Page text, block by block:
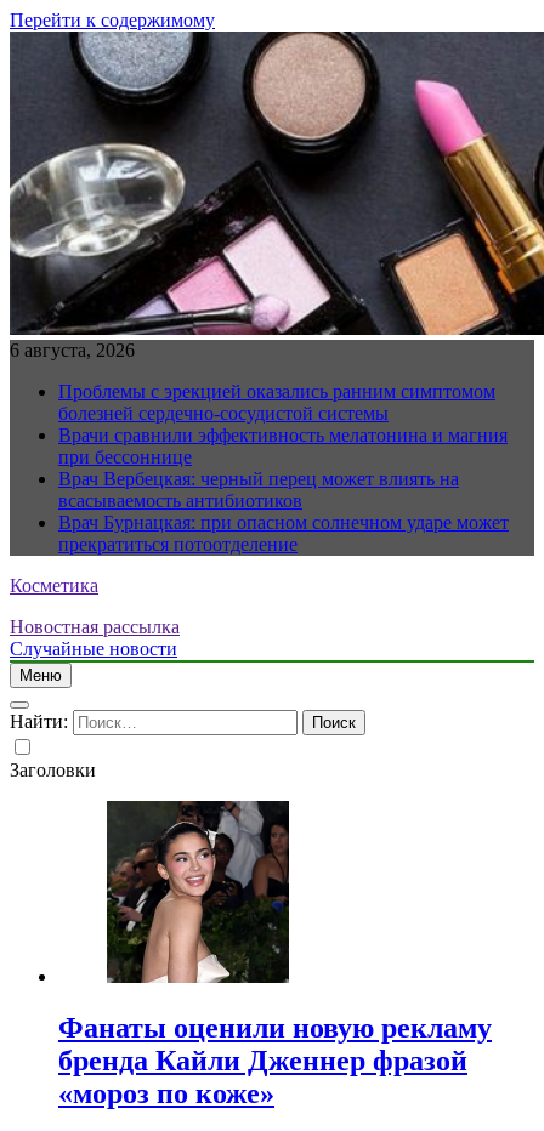
Перейти к содержимому
6 августа, 2026
Проблемы с эрекцией оказались ранним симптомом
болезней сердечно-сосудистой системы
Врачи сравнили эффективность мелатонина и магния
при бессоннице
Врач Вербецкая: черный перец может влиять на
всасываемость антибиотиков
Врач Бурнацкая: при опасном солнечном ударе может
прекратиться потоотделение
Косметика
Новостная рассылка
Случайные новости
Меню
Найти:
Заголовки
Фанаты оценили новую рекламу
бренда Кайли Дженнер фразой
«мороз по коже»